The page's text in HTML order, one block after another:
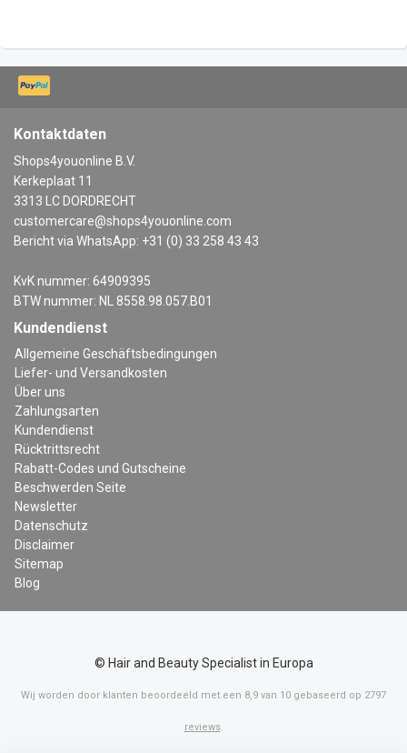
Kontaktdaten
Shops4youonline B.V.
Kerkeplaat 11
3313 LC DORDRECHT
customercare@shops4youonline.com
Bericht via WhatsApp: +31 (0) 33 258 43 43
KvK nummer: 64909395
BTW nummer: NL 8558.98.057.B01
Kundendienst
Allgemeine Geschäftsbedingungen
Liefer- und Versandkosten
Über uns
Zahlungsarten
Kundendienst
Rücktrittsrecht
Rabatt-Codes und Gutscheine
Beschwerden Seite
Newsletter
Datenschutz
Disclaimer
Sitemap
Blog
© Hair and Beauty Specialist in Europa
Wij worden door klanten beoordeeld met een 8,9 van 10 gebaseerd op 2797
reviews.